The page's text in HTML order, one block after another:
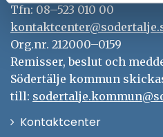
Tfn: 08–523 010 00
Org.nr. 212000–0159
Remisser, beslut och
Södertälje kommun
till:
KontaktcenterÖppna